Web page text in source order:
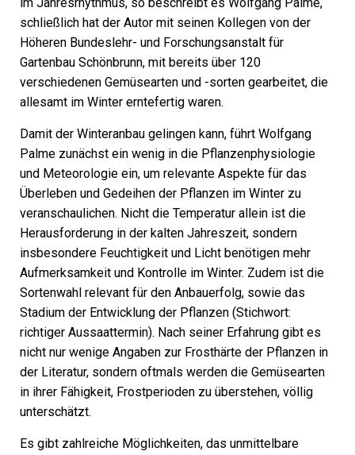
schließlich hat der Autor mit seinen Kollegen von der
Höheren Bundeslehr- und Forschungsanstalt für
Gartenbau Schönbrunn, mit bereits über 120
verschiedenen Gemüsearten und -sorten gearbeitet, die
allesamt im Winter erntefertig waren.
Damit der Winteranbau gelingen kann, führt Wolfgang
Palme zunächst ein wenig in die Pflanzenphysiologie
und Meteorologie ein, um relevante Aspekte für das
Überleben und Gedeihen der Pflanzen im Winter zu
veranschaulichen. Nicht die Temperatur allein ist die
Herausforderung in der kalten Jahreszeit, sondern
insbesondere Feuchtigkeit und Licht benötigen mehr
Aufmerksamkeit und Kontrolle im Winter. Zudem ist die
Sortenwahl relevant für den Anbauerfolg, sowie das
Stadium der Entwicklung der Pflanzen (Stichwort:
richtiger Aussaattermin). Nach seiner Erfahrung gibt es
nicht nur wenige Angaben zur Frosthärte der Pflanzen in
der Literatur, sondern oftmals werden die Gemüsearten
in ihrer Fähigkeit, Frostperioden zu überstehen, völlig
unterschätzt.
Es gibt zahlreiche Möglichkeiten, das unmittelbare